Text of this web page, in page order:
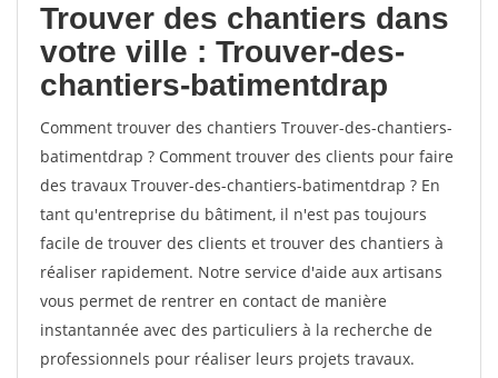
Trouver des chantiers dans
votre ville : Trouver-des-
chantiers-batimentdrap
Comment trouver des chantiers Trouver-des-chantiers-
batimentdrap ? Comment trouver des clients pour faire
des travaux Trouver-des-chantiers-batimentdrap ? En
tant qu'entreprise du bâtiment, il n'est pas toujours
facile de trouver des clients et trouver des chantiers à
réaliser rapidement. Notre service d'aide aux artisans
vous permet de rentrer en contact de manière
instantannée avec des particuliers à la recherche de
professionnels pour réaliser leurs projets travaux.